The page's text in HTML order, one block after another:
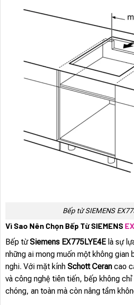
Bếp từ SIEMENS
Vì Sao Nên Chọn Bếp Từ SIEMENS
Bếp từSiemens EX775LYE4Elà sự
những ai mong muốn một không gian
nghi. Với mặt kính Schott Ceran cao
và công nghệ tiên tiến, bếp không chỉ
chóng, an toàn mà còn nâng tầm